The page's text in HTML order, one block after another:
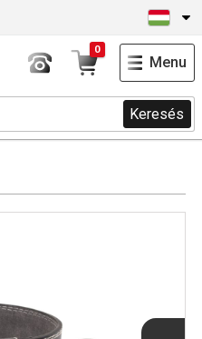
Keresés
0
Menu